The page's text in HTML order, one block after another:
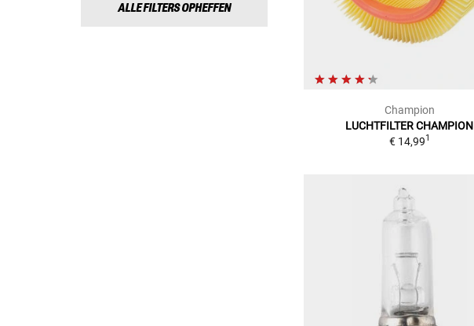
ALLE FILTERS OPHEFFEN
Champion
LUCHTFILTER CHAMPION
€ 14,991